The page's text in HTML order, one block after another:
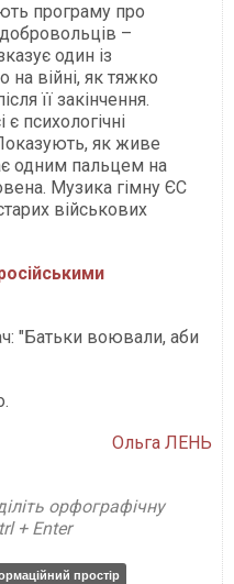
програму про
–
один із
війні, як тяжко
її закінчення.
психологічні
як живе
одним пальцем на
Музика гімну ЄС
військових
"Батьки воювали, аби
Ольга ЛЕНЬ
орфографічну
+ Enter
простір